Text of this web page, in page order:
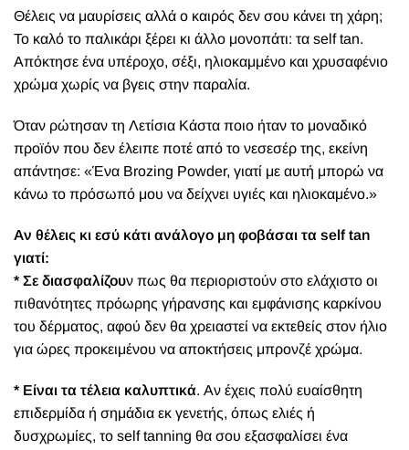
Θέλεις να μαυρίσεις αλλά ο καιρός δεν σου κάνει τη χάρη;
Το καλό το παλικάρι ξέρει κι άλλο μονοπάτι: τα self tan.
Απόκτησε ένα υπέροχο, σέξι, ηλιοκαμμένο και χρυσαφένιο
χρώμα χωρίς να βγεις στην παραλία.
Όταν ρώτησαν τη Λετίσια Κάστα ποιο ήταν το μοναδικό
προϊόν που δεν έλειπε ποτέ από το νεσεσέρ της, εκείνη
απάντησε: «Ένα Brozing Powder, γιατί με αυτή μπορώ να
κάνω το πρόσωπό μου να δείχνει υγιές και ηλιοκαμένο.»
Αν θέλεις κι εσύ κάτι ανάλογο μη φοβάσαι τα self tan
γιατί:
* Σε διασφαλίζουν πως θα περιοριστούν στο ελάχιστο οι
πιθανότητες πρόωρης γήρανσης και εμφάνισης καρκίνου
του δέρματος, αφού δεν θα χρειαστεί να εκτεθείς στον ήλιο
για ώρες προκειμένου να αποκτήσεις μπρονζέ χρώμα.
* Είναι τα τέλεια καλυπτικά. Αν έχεις πολύ ευαίσθητη
επιδερμίδα ή σημάδια εκ γενετής, όπως ελιές ή
δυσχρωμίες, το self tanning θα σου εξασφαλίσει ένα